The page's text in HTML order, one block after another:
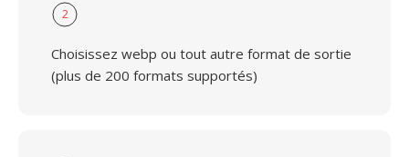
2
Choisissez webp ou tout autre format de sortie
(plus de 200 formats supportés)